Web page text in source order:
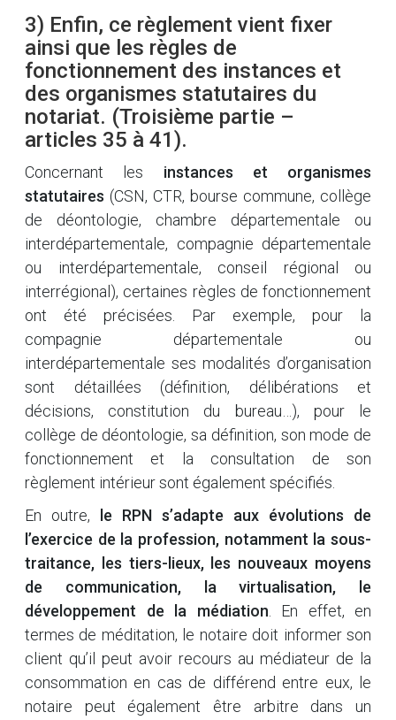
3) Enfin, ce règlement vient fixer
ainsi que les règles de
fonctionnement des instances et
des organismes statutaires du
notariat. (Troisième partie –
articles 35 à 41).
Concernant les instances et organismes
statutaires (CSN, CTR, bourse commune, collège
de déontologie, chambre départementale ou
interdépartementale, compagnie départementale
ou interdépartementale, conseil régional ou
interrégional), certaines règles de fonctionnement
ont été précisées. Par exemple, pour la
compagnie départementale ou
interdépartementale ses modalités d’organisation
sont détaillées (définition, délibérations et
décisions, constitution du bureau…), pour le
collège de déontologie, sa définition, son mode de
fonctionnement et la consultation de son
règlement intérieur sont également spécifiés.
En outre,
le RPN s’adapte aux évolutions de
l’exercice de la profession, notamment la sous-
traitance, les tiers-lieux, les nouveaux moyens
de communication, la virtualisation, le
développement de la médiation . En effet, en
termes de méditation, le notaire doit informer son
client qu’il peut avoir recours au médiateur de la
consommation en cas de différend entre eux, le
notaire peut également être arbitre dans un